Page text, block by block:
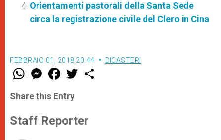
Orientamenti pastorali della Santa Sede
circa la registrazione civile del Clero in Cina
FEBBRAIO 01, 2018 20:44 DICASTERI
W
t
s
p
p
M
e
s
e
g
e
F
a
e
b
o
k
w
r
Share this Entry
Staff Reporter